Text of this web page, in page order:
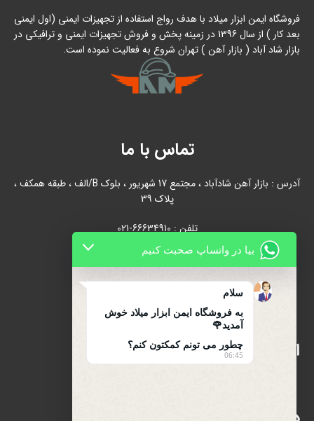
فروشگاه ایمن ابزار میلاد با هدف رواج استفاده از تجهیزات ایمنی (اول ایمنی
بعد کار ) از سال 1396 در زمینه پخش و فروش تجهیزات ایمنی و ترافیکی در
بازار شاد آباد ( بازار آهن ) تهران شروع به فعالیت نموده است.
تماس با ما
آدرس : بازار آهن شادآباد ، مجتمع 17 شهریور ، بلوک B/الف ، طبقه همکف ،
پلاک 39
تلفن : 66634910-021
021-66631684
اینماد
بیا در واتساپ صحبت کنیم
سلام
به فروشگاه ایمن ابزار میلاد خوش
آمدید🌹
چطور می تونم کمکتون کنم؟
06:45